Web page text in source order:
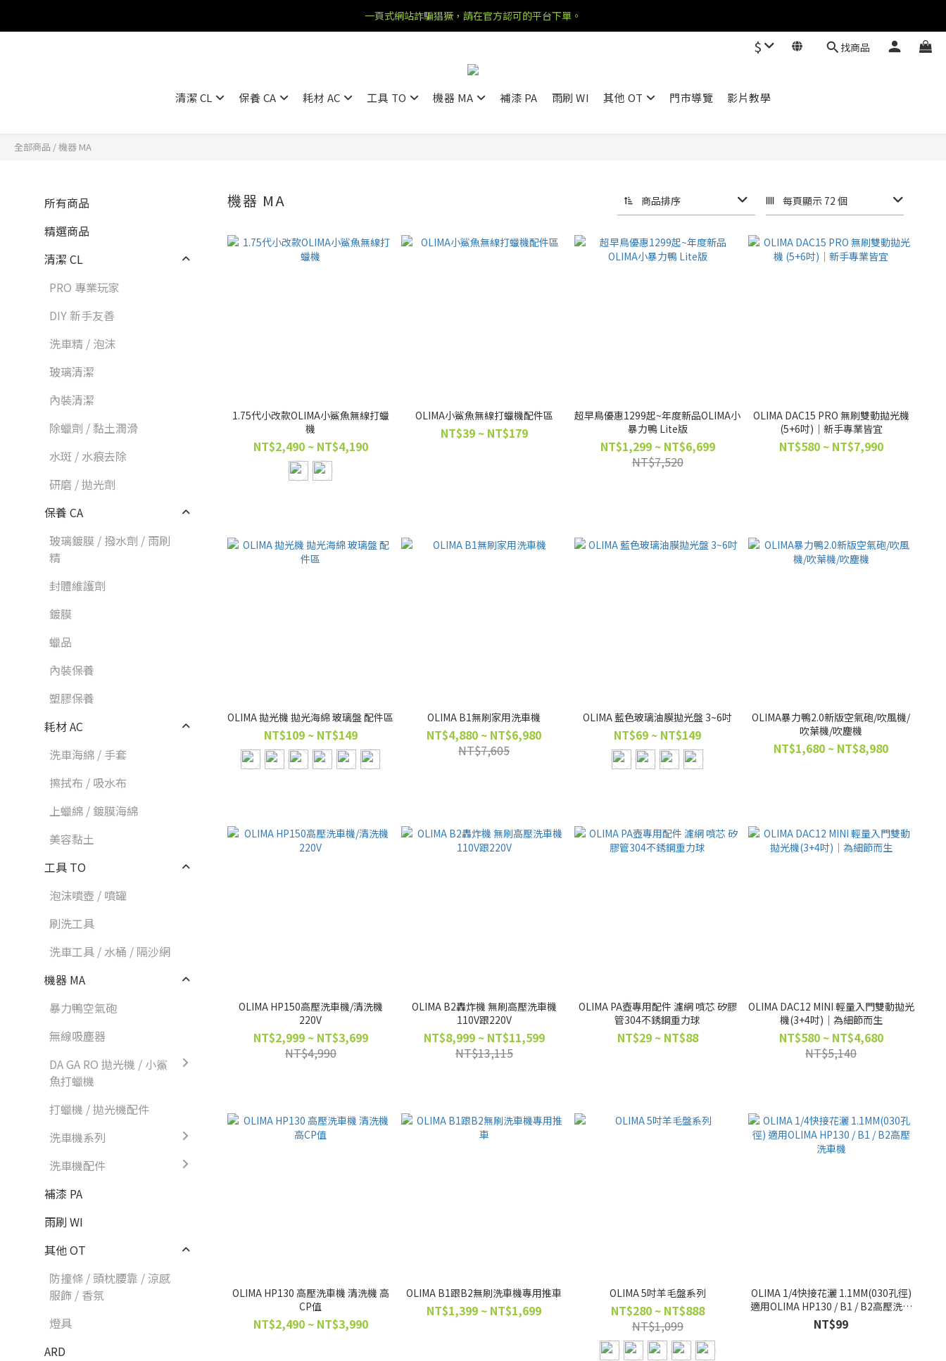
一頁式網站詐騙猖獗，請在官方認可的平台下單。
$ 找商品
清潔 CL 保養 CA 耗材 AC 工具 TO 機器 MA 補漆 PA 雨刷 WI 其他 OT 門市導覽 影片教學
全部商品 /機器 MA
所有商品
精選商品
清潔 CL
PRO 專業玩家
DIY 新手友善
洗車精 / 泡沫
玻璃清潔
內裝清潔
除蠟劑 / 黏土潤滑
水斑 / 水痕去除
研磨 / 拋光劑
保養 CA
玻璃鍍膜 / 撥水劑 / 雨刷
精
封體維護劑
鍍膜
蠟品
內裝保養
塑膠保養
耗材 AC
洗車海綿 / 手套
擦拭布 / 吸水布
上蠟綿 / 鍍膜海綿
美容黏土
工具 TO
泡沫噴壺 / 噴罐
刷洗工具
洗車工具 / 水桶 / 隔沙網
機器 MA
暴力鴨空氣砲
無線吸塵器
DA GA RO 拋光機 / 小鯊
魚打蠟機
打蠟機 / 拋光機配件
洗車機系列
洗車機配件
補漆 PA
雨刷 WI
其他 OT
防撞條 / 頭枕腰靠 / 涼感
服飾 / 香氛
燈具
ARD
機器 MA 商品排序 每頁顯示 72 個
1.75代小改款OLIMA小鯊魚無線打蠟
機
NT$2,490 ~ NT$4,190
OLIMA小鯊魚無線打蠟機配件區
NT$39 ~ NT$179
超早鳥優惠1299起~年度新品OLIMA小
暴力鴨 Lite版
NT$1,299 ~ NT$6,699
NT$7,520
OLIMA DAC15 PRO 無刷雙動拋光機
(5+6吋)｜新手專業皆宜
NT$580 ~ NT$7,990
OLIMA 拋光機 拋光海綿 玻璃盤 配件區
NT$109 ~ NT$149
OLIMA B1無刷家用洗車機
NT$4,880 ~ NT$6,980
NT$7,605
OLIMA 藍色玻璃油膜拋光盤 3~6吋
NT$69 ~ NT$149
OLIMA暴力鴨2.0新版空氣砲/吹風機/
吹葉機/吹塵機
NT$1,680 ~ NT$8,980
OLIMA HP150高壓洗車機/清洗機
220V
NT$2,999 ~ NT$3,699
NT$4,990
OLIMA B2轟炸機 無刷高壓洗車機
110V跟220V
NT$8,999 ~ NT$11,599
NT$13,115
OLIMA PA壺專用配件 濾網 噴芯 矽膠
管304不銹鋼重力球
NT$29 ~ NT$88
OLIMA DAC12 MINI 輕量入門雙動拋光
機(3+4吋)｜為細節而生
NT$580 ~ NT$4,680
NT$5,140
OLIMA HP130 高壓洗車機 清洗機 高
CP值
NT$2,490 ~ NT$3,990
OLIMA B1跟B2無刷洗車機專用推車
NT$1,399 ~ NT$1,699
OLIMA 5吋羊毛盤系列
NT$280 ~ NT$888
NT$1,099
OLIMA 1/4快接花灑 1.1MM(030孔徑)
適用OLIMA HP130 / B1 / B2高壓洗車
機
NT$99